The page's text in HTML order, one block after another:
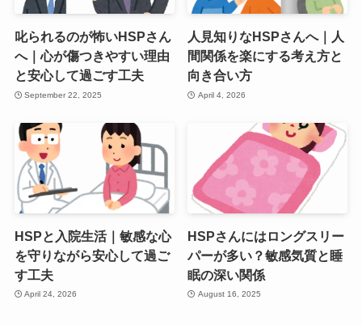
叱られるのが怖いHSPさん
へ｜心が傷つきやすい理由
と安心して過ごす工夫
September 22, 2025
人見知りなHSPさんへ｜人
間関係を楽にする考え方と
向き合い方
April 4, 2026
HSPと入院生活｜敏感な心
を守りながら安心して過ご
す工夫
April 24, 2026
HSPさんにはロングスリー
パーが多い？敏感気質と睡
眠の深い関係
August 16, 2025